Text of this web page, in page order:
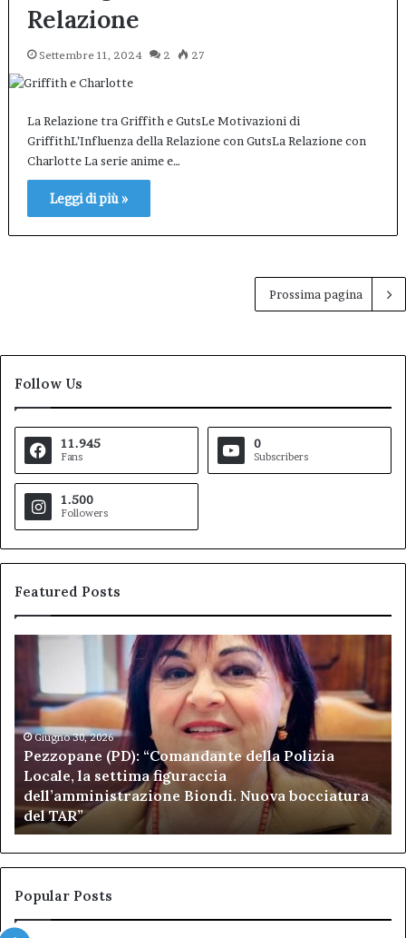
Relazione
Settembre 11, 2024 2 27
La Relazione tra Griffith e GutsLe Motivazioni di
GriffithL’Influenza della Relazione con GutsLa Relazione con
Charlotte La serie anime e…
Leggi di più »
Prossima pagina
Follow Us
11.945
Fans
0
Subscribers
1.500
Followers
Featured Posts
Pezzopane
(PD):
“Comandante
della
Polizia
Locale,
settima
figuraccia
dell’amministrazione
Biondi.
Nuova
bocciatura
del
Giugno 30, 2026
Pezzopane (PD): “Comandante della Polizia
Locale, la settima figuraccia
dell’amministrazione Biondi. Nuova bocciatura
del TAR”
ai
Popular Posts